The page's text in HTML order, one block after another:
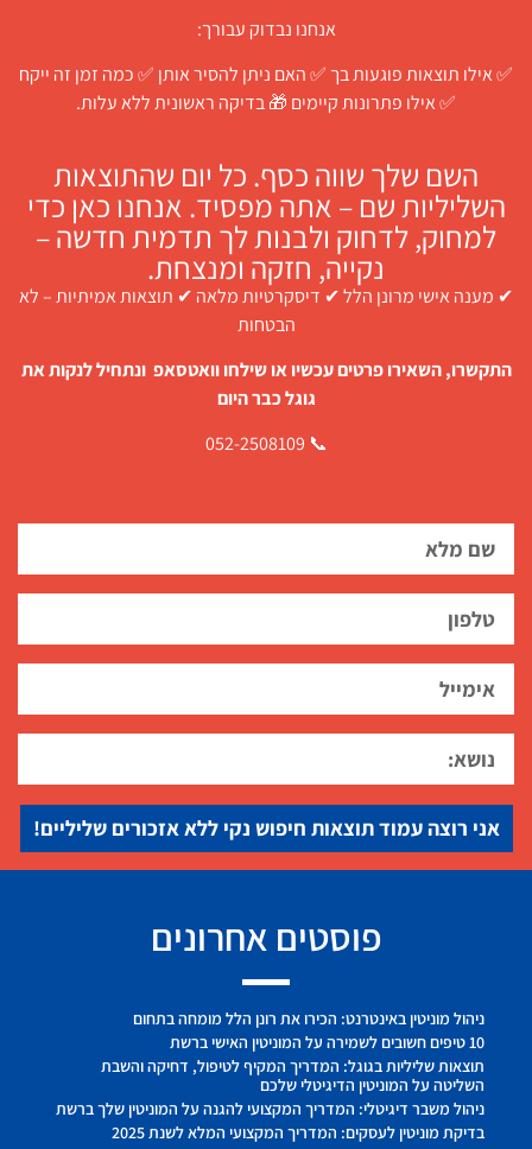
אנחנו נבדוק עבורך:
✅ אילו תוצאות פוגעות בך ✅ האם ניתן להסיר אותן ✅ כמה זמן זה ייקח
✅ אילו פתרונות קיימים 🎁 בדיקה ראשונית ללא עלות.
השם שלך שווה כסף. כל יום שהתוצאות
השליליות שם – אתה מפסיד. אנחנו כאן כדי
למחוק, לדחוק ולבנות לך תדמית חדשה –
נקייה, חזקה ומנצחת.
✔ מענה אישי מרונן הלל ✔ דיסקרטיות מלאה ✔ תוצאות אמיתיות – לא
הבטחות
התקשרו, השאירו פרטים עכשיו או שילחו וואטסאפ ונתחיל לנקות את
גוגל כבר היום
📞 052-2508109
אני רוצה עמוד תוצאות חיפוש נקי ללא אזכורים שליליים!
פוסטים אחרונים
ניהול מוניטין באינטרנט: הכירו את רונן הלל מומחה בתחום
10 טיפים חשובים לשמירה על המוניטין האישי ברשת
תוצאות שליליות בגוגל: המדריך המקיף לטיפול, דחיקה והשבת
השליטה על המוניטין הדיגיטלי שלכם
ניהול משבר דיגיטלי: המדריך המקצועי להגנה על המוניטין שלך ברשת
בדיקת מוניטין לעסקים: המדריך המקצועי המלא לשנת 2025